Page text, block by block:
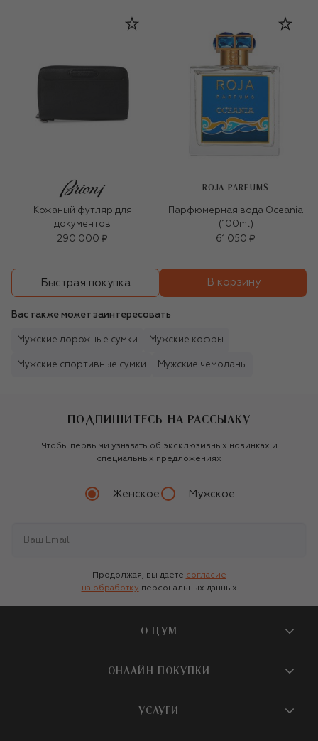
Кожаный футляр для
документов
290 000 ₽
ROJA PARFUMS
Парфюмерная вода Oceania
(100ml)
61 050 ₽
Быстрая покупка В корзину
Вас также может заинтересовать
Мужские дорожные сумки Мужские кофры
Мужские спортивные сумки Мужские чемоданы
ПОДПИШИТЕСЬ НА РАССЫЛКУ
Чтобы первыми узнавать об эксклюзивных новинках и
специальных предложениях
Женское Мужское
Продолжая, вы даете согласие
на обработку персональных данных
О ЦУМ
О магазине
Бутики и ПВЗ ЦУМ
ОНЛАЙН ПОКУПКИ
УСЛУГИ